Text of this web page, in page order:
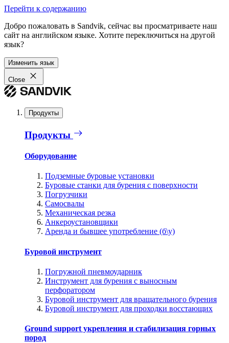
Перейти к содержанию
Добро пожаловать в Sandvik, сейчас вы просматриваете наш
сайт на английском языке. Хотите переключиться на другой
язык?
Изменить язык
Close
Продукты
Продукты
Оборудование
Подземные буровые установки
Буровые станки для бурения с поверхности
Погрузчики
Самосвалы
Механическая резка
Анкероустановщики
Аренда и бывшее употребление (б\у)
Буровой инструмент
Погружной пневмоударник
Инструмент для бурения с выносным
перфоратором
Буровой инструмент для вращательного бурения
Буровой инструмент для проходки восстающих
Ground support укрепления и стабилизация горных
пород